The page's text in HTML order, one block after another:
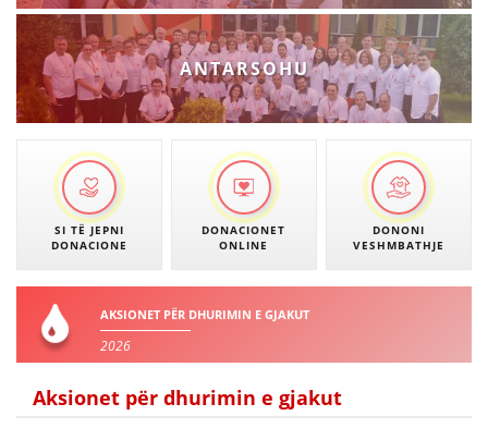
ANTARSOHU
SI TË JEPNI
DONACIONE
DONACIONET
ONLINE
DONONI
VESHMBATHJE
AKSIONET PËR DHURIMIN E GJAKUT
2026
Aksionet për dhurimin e gjakut